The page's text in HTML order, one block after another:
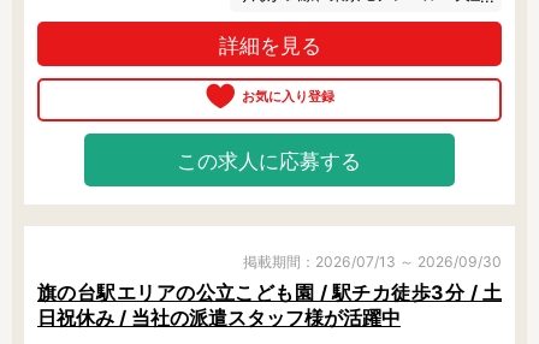
洲アイル駅」より徒歩3分で通勤も
楽々です♪
ワンフロアの園内は、とても綺麗で
広々しています。
独自で開発された全36冊の絵本を、
日々の遊び活動に取り入れていま
す。
毎月1冊の絵本をベースに、制作やリ
もちろん、ほかの絵本もたくさんあ
りますよ！
食育活動にも力を入れていて、調理
詳細を見る
この求人に応募する
掲載期間：2026/07/13 ～ 2026/09/30
旗の台駅エリアの公立こども園 / 駅チカ徒歩3分 / 土
日祝休み / 当社の派遣スタッフ様が活躍中